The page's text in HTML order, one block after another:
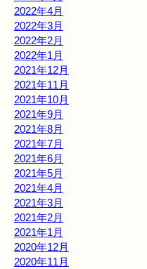
2022年4月
2022年3月
2022年2月
2022年1月
2021年12月
2021年11月
2021年10月
2021年9月
2021年8月
2021年7月
2021年6月
2021年5月
2021年4月
2021年3月
2021年2月
2021年1月
2020年12月
2020年11月